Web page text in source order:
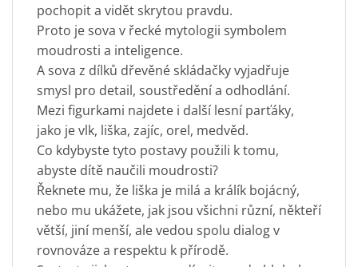
pochopit a vidět skrytou pravdu.
Proto je sova v řecké mytologii symbolem
moudrosti a inteligence.
A sova z dílků dřevěné skládačky vyjadřuje
smysl pro detail, soustředění a odhodlání.
Mezi figurkami najdete i další lesní parťáky,
jako je vlk, liška, zajíc, orel, medvěd.
Co kdybyste tyto postavy použili k tomu,
abyste dítě naučili moudrosti?
Řeknete mu, že liška je milá a králík bojácný,
nebo mu ukážete, jak jsou všichni různí, někteří
větší, jiní menší, ale vedou spolu dialog v
rovnováze a respektu k přírodě.